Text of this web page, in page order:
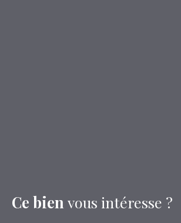
Ce bien vous intéresse ?